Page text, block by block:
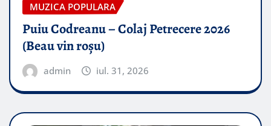
MUZICA POPULARA
Puiu Codreanu – Colaj Petrecere 2026
(Beau vin roșu)
admin iul. 31, 2026